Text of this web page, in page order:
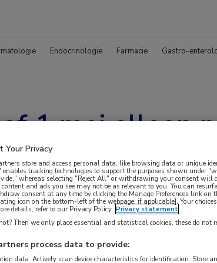
Endocrinologie Farmacie Gastro-
1 mei alleen
Your Privacy
store and access personal data, like browsing data or unique
enables tracking technologies to support the purposes shown under
whereas selecting "Reject All" or withdrawing your consent will
content and ads you see may not be as relevant to you. You can
consent at any time by clicking the Manage Preferences link on
icon on the bottom-left of the webpage, if applicable]. Your
details, refer to our Privacy Policy. Privacy statement
Then we only place essential and statistical cookies, these do not
process data to provide:
data. Actively scan device characteristics for identification. Store